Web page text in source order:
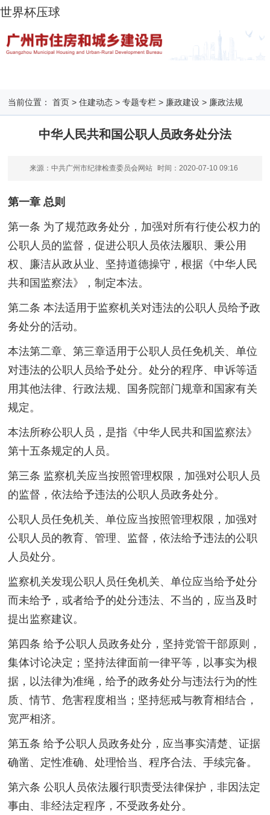
世界杯压球
当前位置： 首页 >住建动态 >专题专栏 > 廉政建设 > 廉政法规
中华人民共和国公职人员政务处分法
来源：中共广州市纪律检查委员会网站 时间： 2020-07-10 09:16
第一章 总则
第一条 为了规范政务处分，加强对所有行使公权力的
公职人员的监督，促进公职人员依法履职、秉公用
权、廉洁从政从业、坚持道德操守，根据《中华人民
共和国监察法》，制定本法。
第二条 本法适用于监察机关对违法的公职人员给予政
务处分的活动。
本法第二章、第三章适用于公职人员任免机关、单位
对违法的公职人员给予处分。处分的程序、申诉等适
用其他法律、行政法规、国务院部门规章和国家有关
规定。
本法所称公职人员，是指《中华人民共和国监察法》
第十五条规定的人员。
第三条 监察机关应当按照管理权限，加强对公职人员
的监督，依法给予违法的公职人员政务处分。
公职人员任免机关、单位应当按照管理权限，加强对
公职人员的教育、管理、监督，依法给予违法的公职
人员处分。
监察机关发现公职人员任免机关、单位应当给予处分
而未给予，或者给予的处分违法、不当的，应当及时
提出监察建议。
第四条 给予公职人员政务处分，坚持党管干部原则，
集体讨论决定；坚持法律面前一律平等，以事实为根
据，以法律为准绳，给予的政务处分与违法行为的性
质、情节、危害程度相当；坚持惩戒与教育相结合，
宽严相济。
第五条 给予公职人员政务处分，应当事实清楚、证据
确凿、定性准确、处理恰当、程序合法、手续完备。
第六条 公职人员依法履行职责受法律保护，非因法定
事由、非经法定程序，不受政务处分。